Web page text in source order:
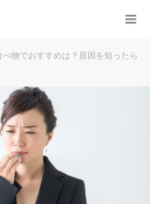
物でおすすめは？原因を知ったら